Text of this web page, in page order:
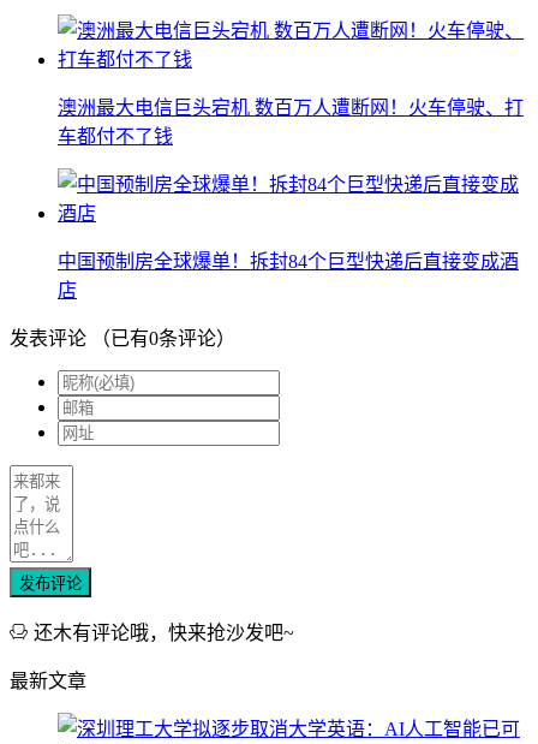
澳洲最大电信巨头宕机 数百万人遭断网！火车停驶、打
车都付不了钱
中国预制房全球爆单！拆封84个巨型快递后直接变成酒
店
发表评论 （已有0条评论）
发布评论
还木有评论哦，快来抢沙发吧~
最新文章